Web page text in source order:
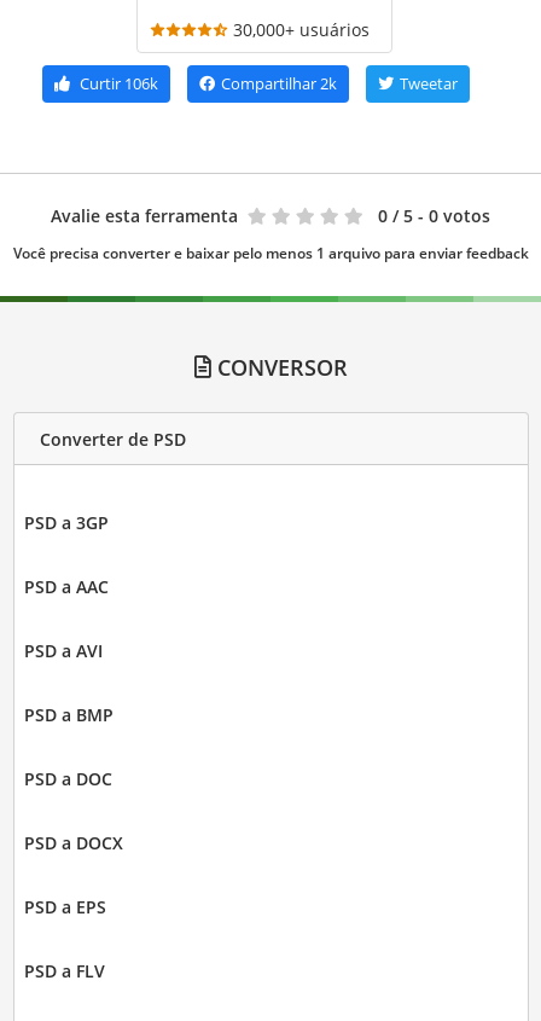
30,000+ usuários
Curtir 106k Compartilhar2k Tweetar
Avalie esta ferramenta 0 / 5 - 0 votos
Você precisa converter e baixar pelo menos 1 arquivo para enviar feedback
CONVERSOR
Converter de PSD
PSD a 3GP
PSD a AAC
PSD a AVI
PSD a BMP
PSD a DOC
PSD a DOCX
PSD a EPS
PSD a FLV